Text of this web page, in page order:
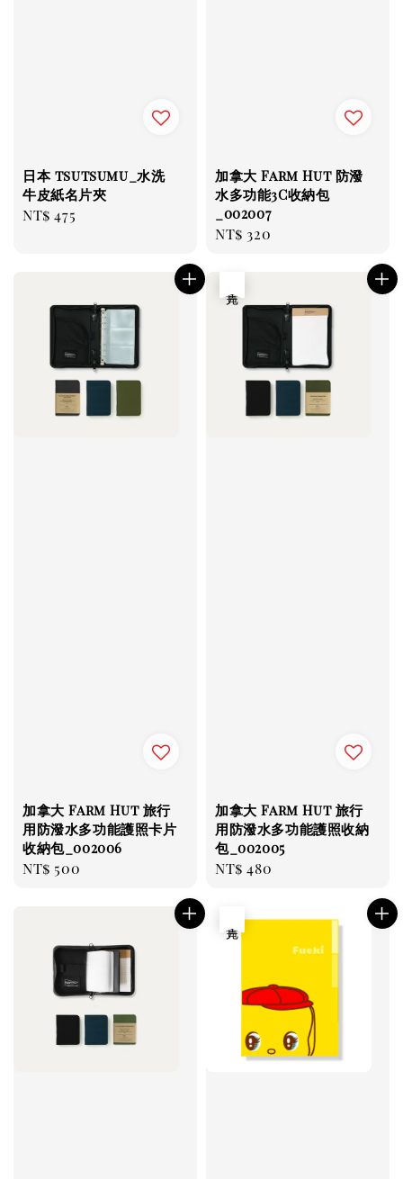
日本 tsutsumu_水洗
牛皮紙名片夾
Regular
NT$ 475
加拿大 Farm Hut 防潑
水多功能3C收納包
_002007
Regular
NT$ 320
加拿大 Farm Hut 旅行
用防潑水多功能護照卡片
收納包_002006
Regular
NT$ 500
加拿大 Farm Hut 旅行
用防潑水多功能護照收納
包_002005
Regular
NT$ 480